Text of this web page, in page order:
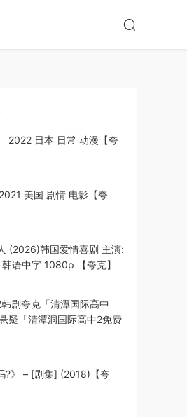
2022 日本 日常 动漫【夸
美国 剧情 电影【夸
(2026)韩国爱情喜剧 主演:
语中字 1080p 【夸克】
剧夸克「清潭国际高中
疑「清潭洞国际高中2免费
?》 – [剧集] (2018)【夸